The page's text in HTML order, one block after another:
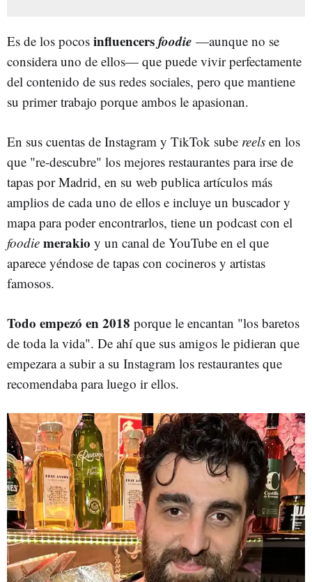
Es de los pocos influencersfoodie —aunque no se
considera uno de ellos— que puede vivir perfectamente
del contenido de sus redes sociales, pero que mantiene
su primer trabajo porque ambos le apasionan.
En sus cuentas de Instagram y TikTok sube reels en los
que "re-descubre" los mejores restaurantes para irse de
tapas por Madrid, en su web publica artículos más
amplios de cada uno de ellos e incluye un buscador y
mapa para poder encontrarlos, tiene un podcast con el
foodie merakio y un canal de YouTube en el que
aparece yéndose de tapas con cocineros y artistas
famosos.
Todo empezó en 2018 porque le encantan "los baretos
de toda la vida". De ahí que sus amigos le pidieran que
empezara a subir a su Instagram los restaurantes que
recomendaba para luego ir ellos.